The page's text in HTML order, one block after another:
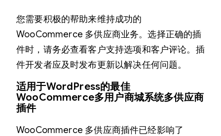
您需要积极的帮助来维持成功的
WooCommerce 多供应商业务。选择正确的插
件时，请务必查看客户支持选项和客户评论。插
件开发者应及时发布更新以解决任何问题。
适用于WordPress的最佳
WooCommerce多用户商城系统多供应商
插件
WooCommerce 多供应商插件已经影响了